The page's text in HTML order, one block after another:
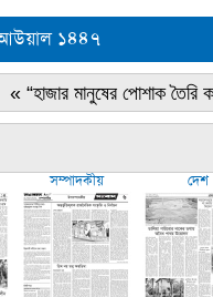
আউয়াল ১৪৪৭
« “হাজার মানুষের পোশাক তৈরি
সম্পাদকীয় দেশ